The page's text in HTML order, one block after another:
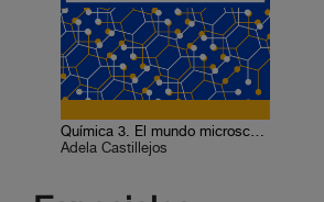
Química 3. El mundo microscópico de la materia
Adela Castillejos